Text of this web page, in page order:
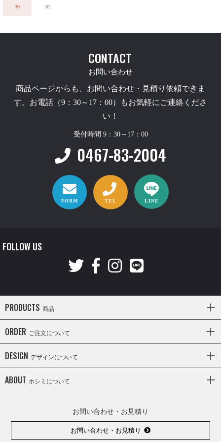
30 31
CONTACT
お問い合わせ
商品ページからも、お問い合わせ・見積り依頼できま
す。お電話（9：30～17：00）もお気軽にご連絡くださ
い！
受付時間 9：30～17：00
0467-83-2004
FORM TEL LINE
FOLLOW US
PRODUCTS 商品
ORDER ご注文について
DESIGN デザインについて
ABOUT ホシミについて
お問い合わせ・お見積り
お問い合わせ・お見積り